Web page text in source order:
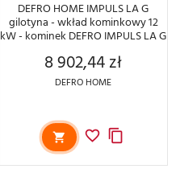
DEFRO HOME IMPULS LA G
gilotyna - wkład kominkowy 12
kW - kominek DEFRO IMPULS LA G
Cena
8 902,44 zł
DEFRO HOME